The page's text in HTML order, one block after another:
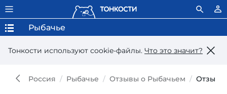
Тонкости используют сookie-файлы. Что это значит?
Рыбачье
Россия Рыбачье Отзывы о Рыбачьем Отзыв